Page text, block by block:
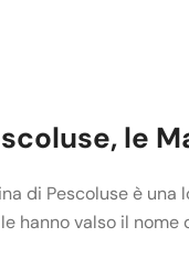
le
di Pescoluse è una
hanno valso il nome